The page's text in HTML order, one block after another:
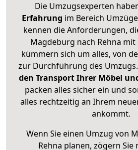
Die Umzugsexperten
Erfahrung im Bereich
kennen die Anforderungen,
Magdeburg nach Rehna mit
kümmern sich um alles, von
zur Durchführung des Umzugs.
den Transport Ihrer Möbel
packen alles sicher ein und
alles rechtzeitig an Ihrem
ankommt.
Wenn Sie einen Umzug von
Rehna planen, zögern Sie